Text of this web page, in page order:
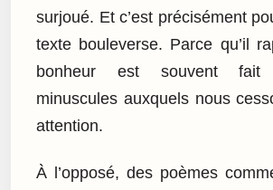
surjoué. Et c’est précisément
texte bouleverse. Parce qu’il
bonheur est souvent
minuscules auxquels nous
attention.
À l’opposé, des poèmes